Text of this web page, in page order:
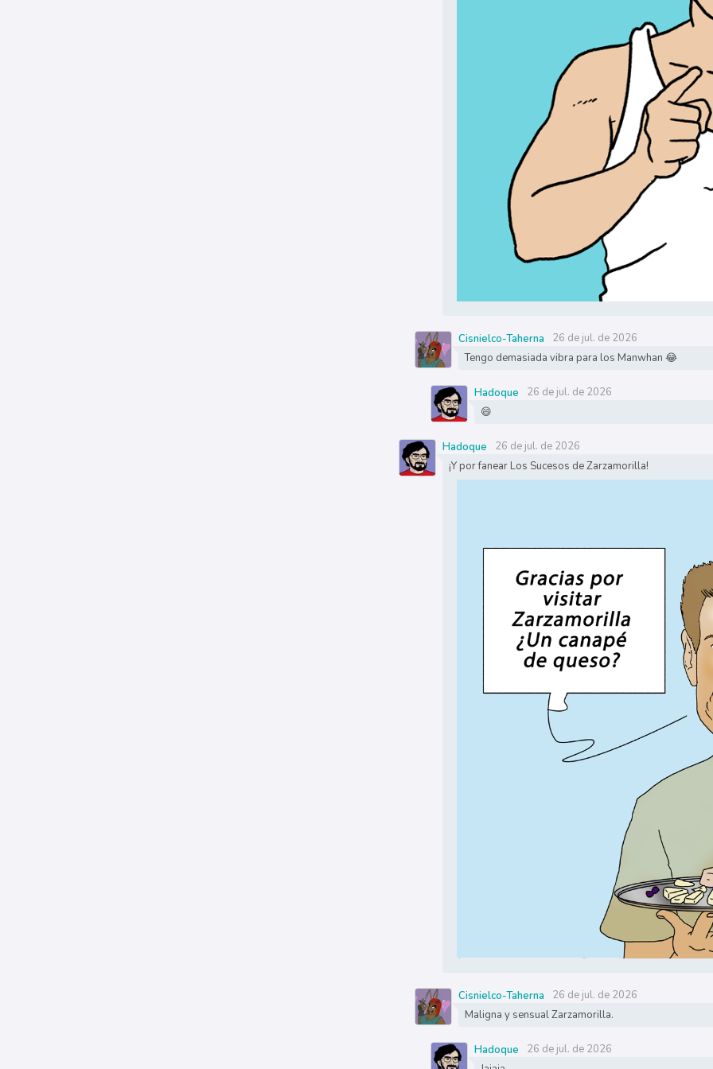
Cisnielco-Taherna
26 de jul. de 2026
Tengo demasiada vibra para los Manwhan 😂
Hadoque
26 de jul. de 2026
😄
Hadoque
26 de jul. de 2026
¡Y por fanear Los Sucesos de Zarzamorilla!
Cisnielco-Taherna
26 de jul. de 2026
Maligna y sensual Zarzamorilla.
Hadoque
26 de jul. de 2026